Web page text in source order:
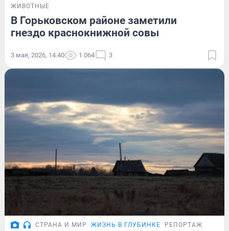
ЖИВОТНЫЕ
В Горьковском районе заметили
гнездо краснокнижной совы
3 мая, 2026, 14:40 1 064 3
СТРАНА И МИР ЖИЗНЬ В ГЛУБИНКЕ РЕПОРТАЖ